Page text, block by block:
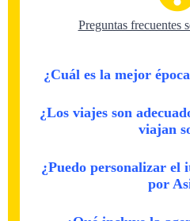
Preguntas frecuentes
¿Cuál es la mejor
¿Los viajes son
viajan
¿Puedo personalizar
por